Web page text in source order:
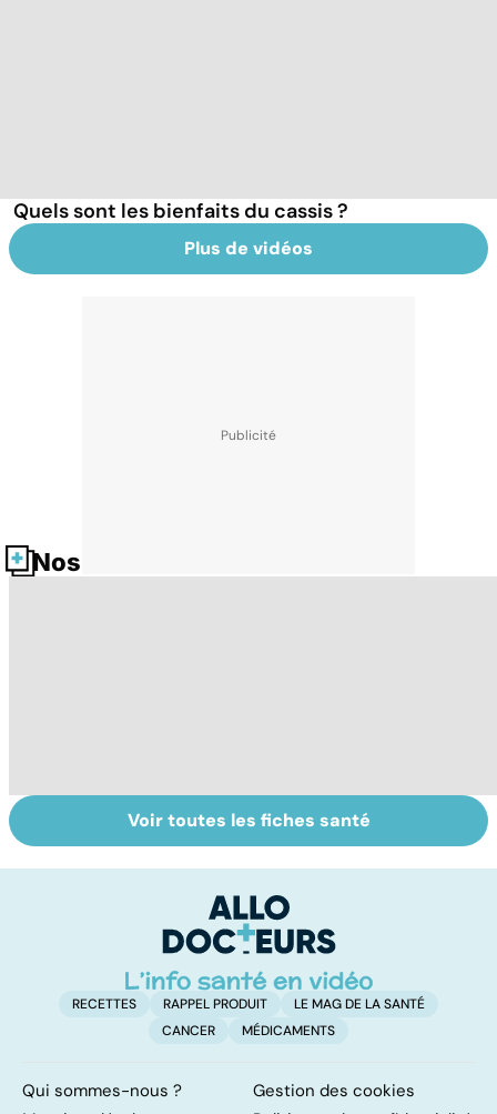
Quels sont les bienfaits du cassis ?
Plus de vidéos
Nos fiches santé
Les vertus
thérapeutiques
Centenaires, des
exemples de
Voir toutes les fiches santé
RECETTES RAPPEL PRODUIT
LE MAG DE LA SANTÉ
CANCER
MÉDICAMENTS
Qui sommes-nous ?
Gestion des cookies